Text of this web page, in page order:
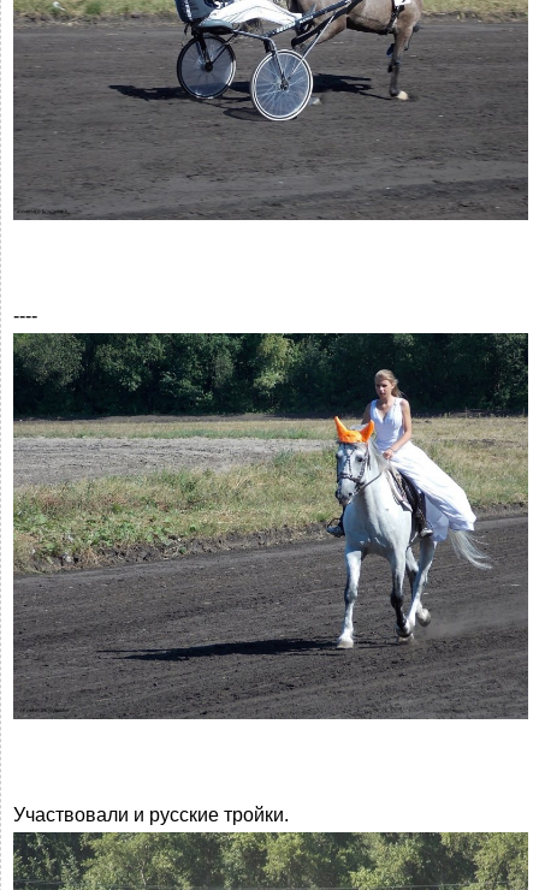
----
Участвовали и русские тройки.